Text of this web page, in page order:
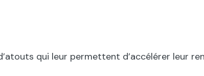
qui leur permettent d’accélérer leur